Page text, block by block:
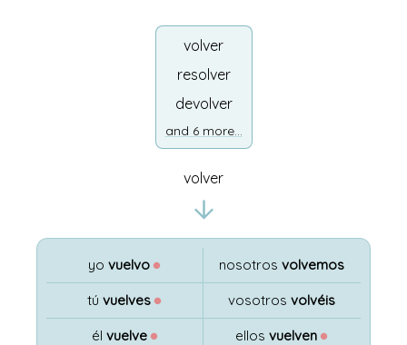
volver
resolver
devolver
and 6 more...
volver
yovuelvo ●
túvuelves ●
él vuelve ●
nosotrosvolvemos
vosotrosvolvéis
ellosvuelven ●